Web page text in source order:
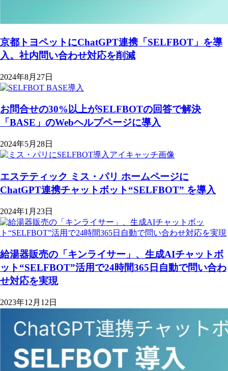
京都トヨペットにChatGPT連携「SELFBOT」を導
入。社内問い合わせ対応を削減
2024年8月27日
お問合せの30%以上がSELFBOTの回答で解決
「BASE」のWebヘルプページに導入
2024年5月28日
エステティック ミス・パリ ホームページに
ChatGPT連携チャットボット“SELFBOT” を導入
2024年1月23日
給湯器販売の「キンライサー」、生成AIチャットボ
ット“SELFBOT”活用で24時間365日自動で問い合わ
せ対応を実現
2023年12月12日